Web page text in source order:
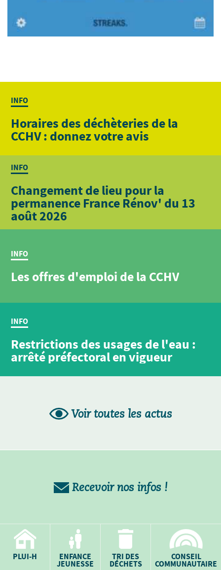
INFO
Horaires des déchèteries de la
CCHV : donnez votre avis
INFO
Changement de lieu pour la
permanence France Rénov' du 13
août 2026
INFO
Les offres d'emploi de la CCHV
INFO
Restrictions des usages de l'eau :
arrêté préfectoral en vigueur
PLUI-H ENFANCE
JEUNESSE
TRI DES
DÉCHETS
CONSEIL
COMMUNAUTAIRE
Voir toutes les actus
Recevoir nos infos !